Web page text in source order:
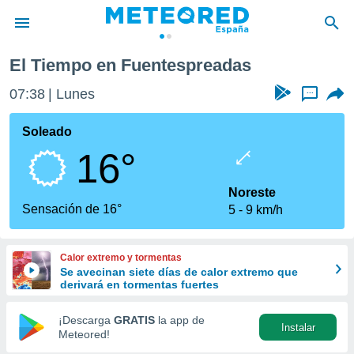
de
por
que se
calidad.
a este
las
y
forma
digital
basada
El Tiempo en Fuentespreadas
07:38 Lunes ...
Soleado
16°
Sensación de 16°
Noreste
5
9 km/h
Calor extremo y tormentas
Se avecinan siete días de calor extremo que
derivará en tormentas fuertes
¡Descarga GRATIS la app de
Meteored!
Instalar